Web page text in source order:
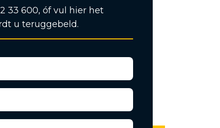
33 600, óf vul hier het
u teruggebeld.